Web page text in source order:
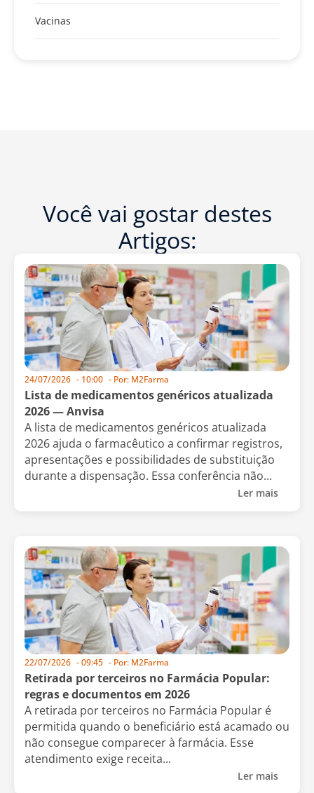
Vacinas
Você vai gostar destes
Artigos:
24/07/2026 - 10:00 - Por: M2Farma
Lista de medicamentos genéricos atualizada
2026 — Anvisa
A lista de medicamentos genéricos atualizada
2026 ajuda o farmacêutico a confirmar registros,
apresentações e possibilidades de substituição
durante a dispensação. Essa conferência não...
Ler mais
22/07/2026 -09:45 - Por: M2Farma
Retirada por terceiros no Farmácia Popular:
regras e documentos em 2026
A retirada por terceiros no Farmácia Popular é
permitida quando o beneficiário está acamado ou
não consegue comparecer à farmácia. Esse
atendimento exige receita...
Ler mais